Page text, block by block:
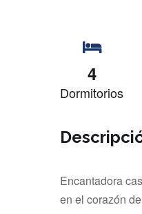
4
Dormitorios
Encantadora
en el corazón